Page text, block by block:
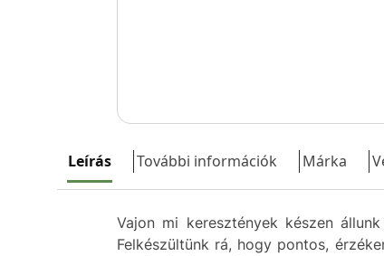
Leírás További információk Márka
Vajon mi keresztények készen
Felkészültünk rá, hogy pontos,